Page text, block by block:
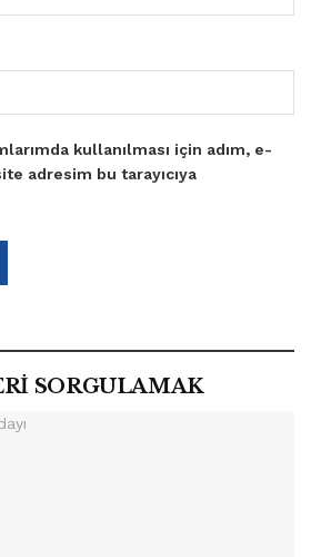
kullanılması için adım, e-
adresim bu tarayıcıya
SORGULAMAK